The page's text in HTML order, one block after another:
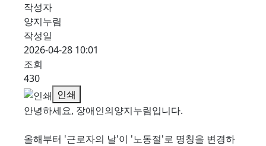
작성자
양지누림
작성일
2026-04-28 10:01
조회
430
인쇄
안녕하세요, 장애인의양지누림입니다.
올해부터 '근로자의 날'이 '노동절'로 명칭을 변경하